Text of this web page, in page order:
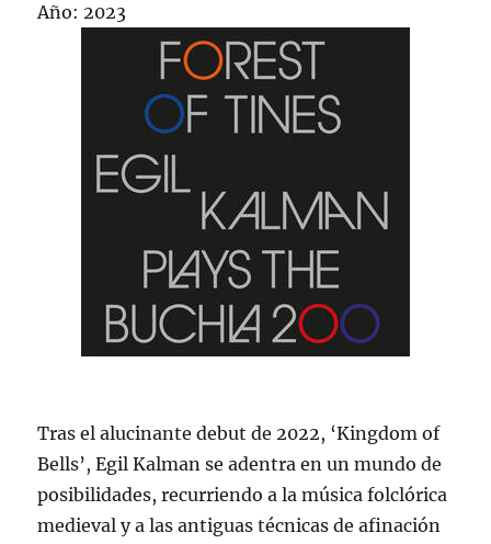
Año: 2023
Tras el alucinante debut de 2022, ‘Kingdom of
Bells’, Egil Kalman se adentra en un mundo de
posibilidades, recurriendo a la música folclórica
medieval y a las antiguas técnicas de afinación